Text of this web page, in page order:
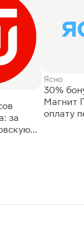
за
Ясно
30%
Магнит
оплату